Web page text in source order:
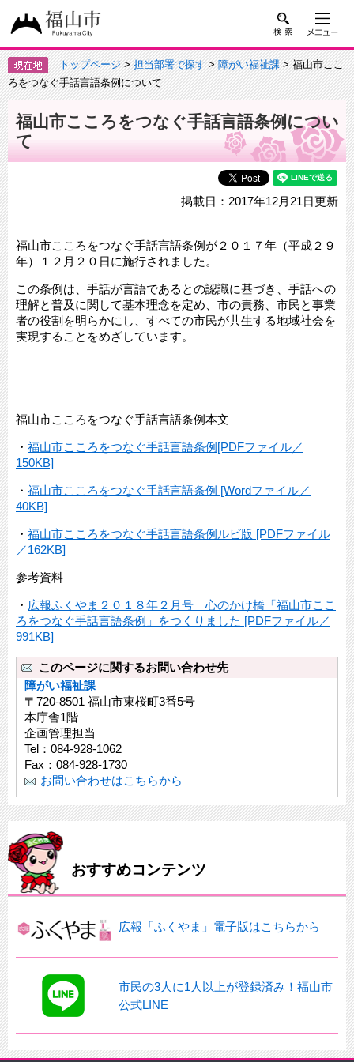
トップページ>担当部署で探す>障がい福祉課> 福山市ここ
ろをつなぐ手話言語条例について
福山市こころをつなぐ手話言語条例につい
て
掲載日：2017年12月21日更新
福山市こころをつなぐ手話言語条例が２０１７年（平成２９
年）１２月２０日に施行されました。
この条例は、手話が言語であるとの認識に基づき、手話への
理解と普及に関して基本理念を定め、市の責務、市民と事業
者の役割を明らかにし、すべての市民が共生する地域社会を
実現することをめざしています。
福山市こころをつなぐ手話言語条例本文
・ 福山市こころをつなぐ手話言語条例[PDFファイル／
150KB]
・ 福山市こころをつなぐ手話言語条例 [Wordファイル／
40KB]
・ 福山市こころをつなぐ手話言語条例ルビ版 [PDFファイル
／162KB]
参考資料
・ 広報ふくやま２０１８年２月号 心のかけ橋「福山市ここ
ろをつなぐ手話言語条例」をつくりました [PDFファイル／
991KB]
このページに関するお問い合わせ先
障がい福祉課
〒720-8501 福山市東桜町3番5号
本庁舎1階
企画管理担当
Tel：084-928-1062
Fax：084-928-1730
お問い合わせはこちらから
おすすめコンテンツ
広報「ふくやま」電子版はこちらから
市民の3人に1人以上が登録済み！福山市
公式LINE